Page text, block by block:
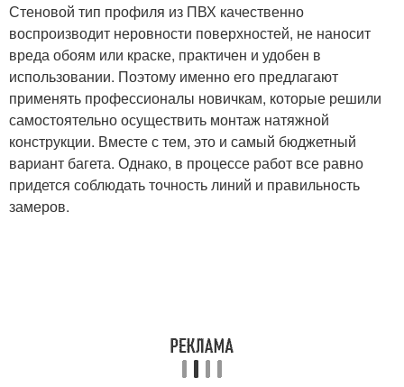
Стеновой тип профиля из ПВХ качественно
воспроизводит неровности поверхностей, не наносит
вреда обоям или краске, практичен и удобен в
использовании. Поэтому именно его предлагают
применять профессионалы новичкам, которые решили
самостоятельно осуществить монтаж натяжной
конструкции. Вместе с тем, это и самый бюджетный
вариант багета. Однако, в процессе работ все равно
придется соблюдать точность линий и правильность
замеров.